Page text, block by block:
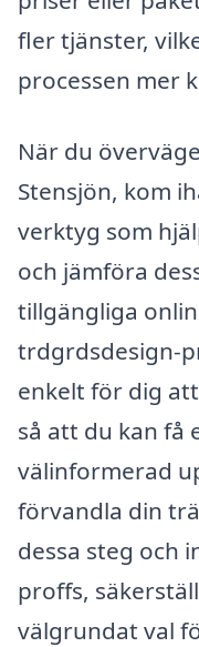
fler tjänster,
processen mer
När du
Stensjön, kom
verktyg som
och jämföra
tillgängliga
trdgrdsdesign-
enkelt för dig
så att du kan få
välinformerad
förvandla din
dessa steg och
proffs,
välgrundat val